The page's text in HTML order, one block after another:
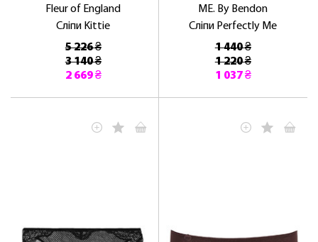
Fleur of England
Сліпи Kittie
5 226 ₴
3 140 ₴
2 669 ₴
ME. By Bendon
Сліпи Perfectly Me
1 440 ₴
1 220 ₴
1 037 ₴